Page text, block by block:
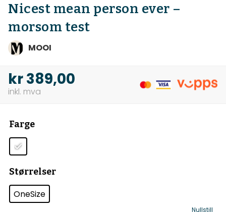
Nicest mean person ever –
morsom test
MOOI
kr389,00
Farge
Størrelser
OneSize
Nullstill